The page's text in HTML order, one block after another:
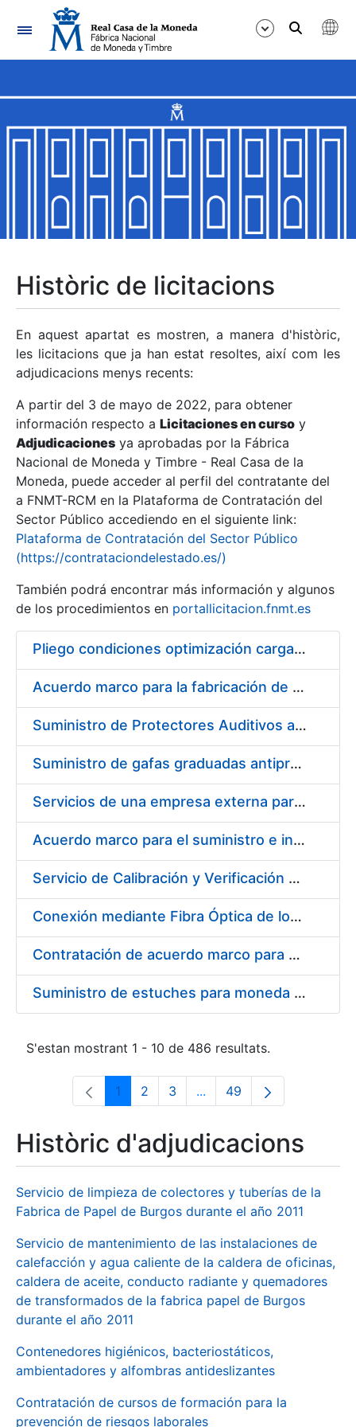
Navegació
Mostra/Amaga
Mostra/Amaga
Mostra/Amaga
Mostra/Amaga
Mostra/Amaga
Mostra/Amaga
Històric de licitacions
En aquest apartat es mostren, a manera d'històric,
les licitacions que ja han estat resoltes, així com les
adjudicacions menys recents:
A partir del 3 de mayo de 2022, para obtener
información respecto a Licitaciones en curso y
Adjudicaciones ya aprobadas por la Fábrica
Nacional de Moneda y Timbre - Real Casa de la
Moneda, puede acceder al perfil del contratante del
a FNMT-RCM en la Plataforma de Contratación del
Sector Público accediendo en el siguiente link:
Plataforma de Contratación del Sector Público
(https://contrataciondelestado.es/)
También podrá encontrar más información y algunos
de los procedimientos en portallicitacion.fnmt.es
Pliego condiciones optimización cargas compras firmado
Acuerdo marco para la fabricación de piezas
Suministro de Protectores Auditivos a medida para las personas trabajadoras de los Centros de Trabajo de Madrid y Burgos
Suministro de gafas graduadas antiproyecciones para los trabajadores de la FNMT-RCM en los centros de trabajo de Madrid y Burgos
Servicios de una empresa externa para el asesoramiento y resolución de los recursos de alzada que se presentan relacionados con procesos de selección para la FNMT-RCM
Acuerdo marco para el suministro e instalación de persianas, estores y otros complementos
Servicio de Calibración y Verificación Externa de los Equipos de Medición del Servicio de Prevención de la FNMT-RCM
Conexión mediante Fibra Óptica de los Centros de Proceso de Datos (CPDs) de las sedes de la FNMT-RCM de Burgos y Madrid
Contratación de acuerdo marco para el Suministro de Material de Electricidad para la Fábrica Nacional de Moneda y Timbre-Real Casa de la Moneda en su centro de trabajo de Burgos
Suministro de estuches para moneda de 30 €
S'estan mostrant 1 - 10 de 486 resultats.
Pàgina
1 Pàgina
2 Pàgina
3 ...Pàgines intermèdies
Pàgina
49
Històric d'adjudicacions
Servicio de limpieza de colectores y tuberías de la
Fabrica de Papel de Burgos durante el año 2011
Servicio de mantenimiento de las instalaciones de
calefacción y agua caliente de la caldera de oficinas,
caldera de aceite, conducto radiante y quemadores
de transformados de la fabrica papel de Burgos
durante el año 2011
Contenedores higiénicos, bacteriostáticos,
ambientadores y alfombras antideslizantes
Contratación de cursos de formación para la
prevención de riesgos laborales